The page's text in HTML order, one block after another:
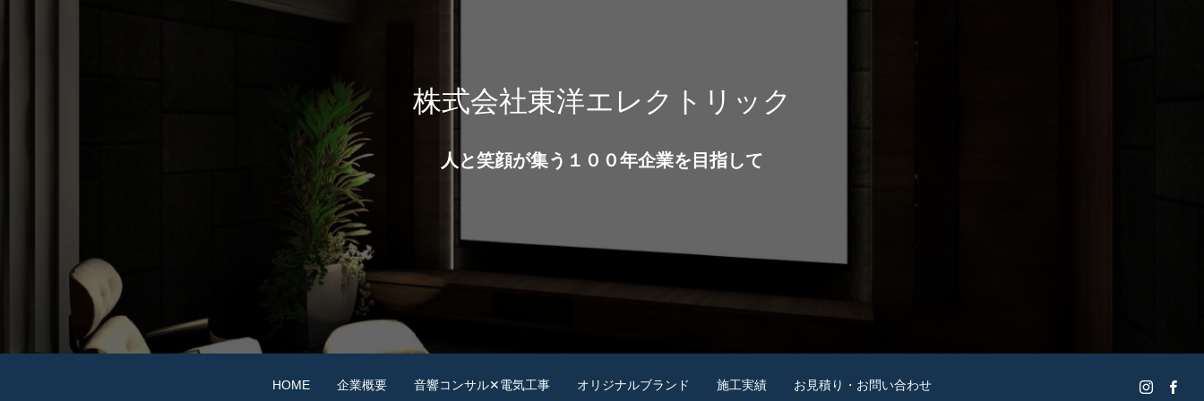
株式会社東洋エレクトリック
人と笑顔が集う１００年企業を目指して
HOME 企業概要 音響コンサル✕電気工事 オリジナルブランド 施工実績 お見積り・お問い合わせ